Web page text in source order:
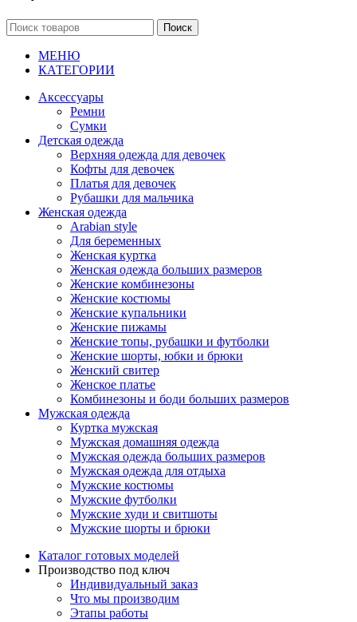
Поиск
МЕНЮ
КАТЕГОРИИ
Аксессуары
Ремни
Сумки
Детская одежда
Верхняя одежда для девочек
Кофты для девочек
Платья для девочек
Рубашки для мальчика
Женская одежда
Arabian style
Для беременных
Женская куртка
Женская одежда больших размеров
Женские комбинезоны
Женские костюмы
Женские купальники
Женские пижамы
Женские топы, рубашки и футболки
Женские шорты, юбки и брюки
Женский свитер
Женское платье
Комбинезоны и боди больших размеров
Мужская одежда
Куртка мужская
Мужская домашняя одежда
Мужская одежда больших размеров
Мужская одежда для отдыха
Мужские костюмы
Мужские футболки
Мужские худи и свитшоты
Мужские шорты и брюки
Каталог готовых моделей
Производство под ключ
Индивидуальный заказ
Что мы производим
Этапы работы